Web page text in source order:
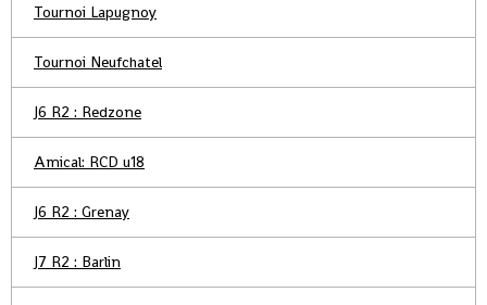
Tournoi Lapugnoy
Tournoi Neufchatel
J6 R2 : Redzone
Amical: RCD u18
J6 R2 : Grenay
J7 R2 : Barlin